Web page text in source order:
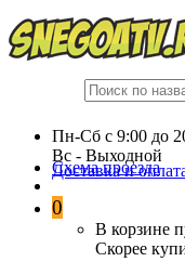
Пн-Сб c 9:00 до
Вc - Выходной
Схема проезда
Доставка и
0
В корзине
Скорее